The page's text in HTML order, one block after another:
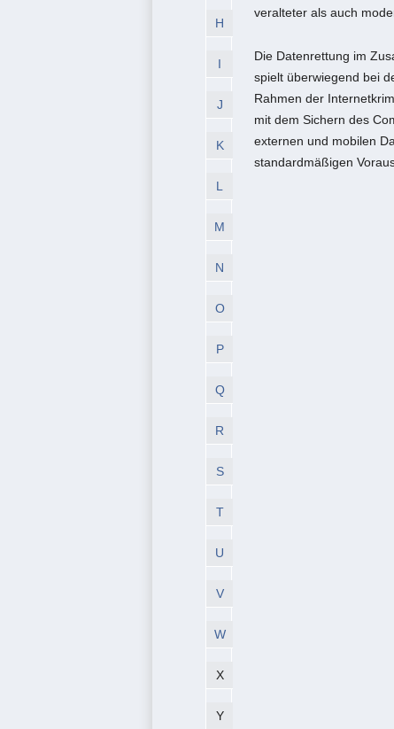
H
I
J
K
L
M
N
O
P
Q
R
S
T
U
V
W
X
Y
veralteter als auch
Die Datenrettung im
spielt überwiegend bei
Rahmen der
mit dem Sichern des
externen und mobilen
standardmäßigen